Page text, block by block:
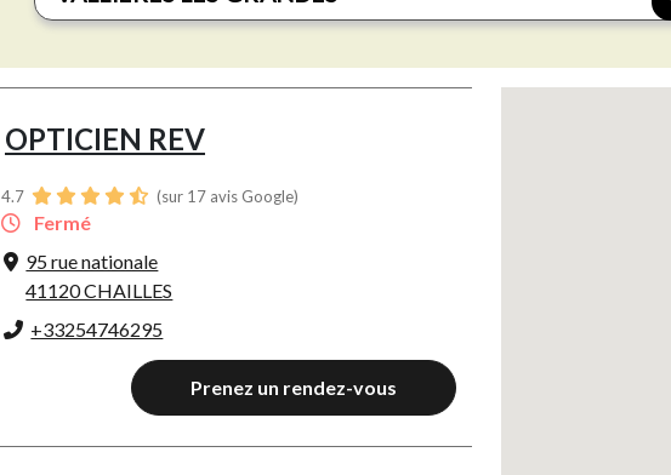
OPTICIEN REV
4.7 (sur 17 avis Google)
Fermé
95 rue nationale
41120 CHAILLES
+33254746295
Prenez un rendez-vous